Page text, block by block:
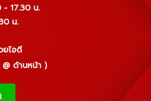
- 17.30 น.
น.
ยไอดี
ด้านหน้า )